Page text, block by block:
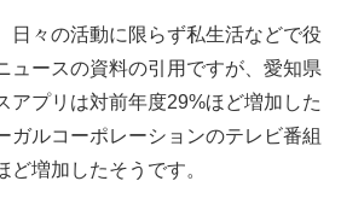
日々の活動に限らず私生活などで役
ュースの資料の引用ですが、愛知県
アプリは対前年度29%ほど増加した
ガルコーポレーションのテレビ番組
増加したそうです。